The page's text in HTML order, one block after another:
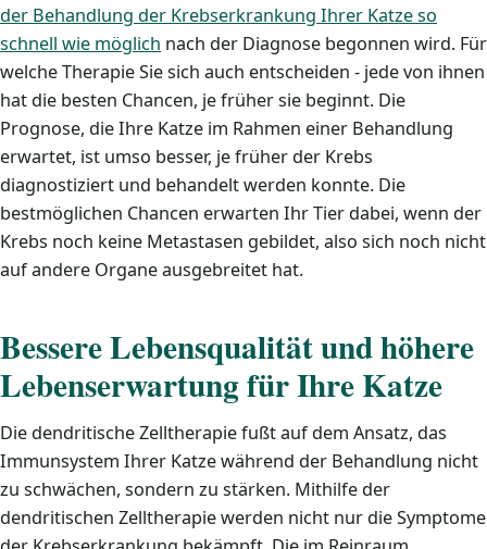
der Behandlung der Krebserkrankung Ihrer Katze so
schnell wie möglich nach der Diagnose begonnen wird. Für
welche Therapie Sie sich auch entscheiden - jede von ihnen
hat die besten Chancen, je früher sie beginnt. Die
Prognose, die Ihre Katze im Rahmen einer Behandlung
erwartet, ist umso besser, je früher der Krebs
diagnostiziert und behandelt werden konnte. Die
bestmöglichen Chancen erwarten Ihr Tier dabei, wenn der
Krebs noch keine Metastasen gebildet, also sich noch nicht
auf andere Organe ausgebreitet hat.
Bessere Lebensqualität und höhere
Lebenserwartung für Ihre Katze
Die dendritische Zelltherapie fußt auf dem Ansatz, das
Immunsystem Ihrer Katze während der Behandlung nicht
zu schwächen, sondern zu stärken. Mithilfe der
dendritischen Zelltherapie werden nicht nur die Symptome